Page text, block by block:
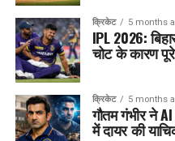
क्रिकेट 5 months
IPL 2026:
चोट के कारण
क्रिकेट 5 months
गौतम गंभीर ने
में दायर की